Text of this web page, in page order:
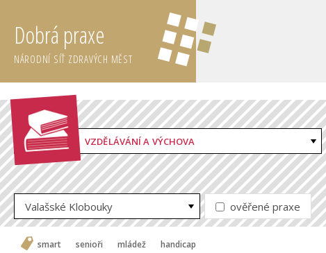
Dobrá praxe
NÁRODNÍ SÍŤ ZDRAVÝCH MĚST
VZDĚLÁVÁNÍ A VÝCHOVA
Valašské Klobouky ověřené praxe
smart senioři mládež handicap